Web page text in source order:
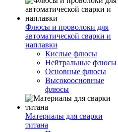
Флюсы и проволоки для
автоматической сварки и
наплавки
Кислые флюсы
Нейтральные флюсы
Основные флюсы
Высокоосновные
флюсы
Материалы для сварки
титана